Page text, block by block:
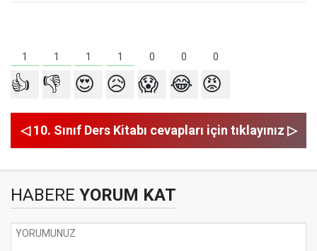
1 1 1 1 0 0 0
👍 👎 😍 😥 😱 😂 😡
◁ 10. Sınıf Ders Kitabı cevapları için tıklayınız ▷
HABERE YORUM KAT